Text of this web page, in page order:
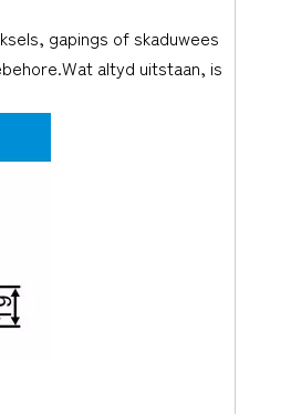
gapings of skaduwees
altyd uitstaan, is